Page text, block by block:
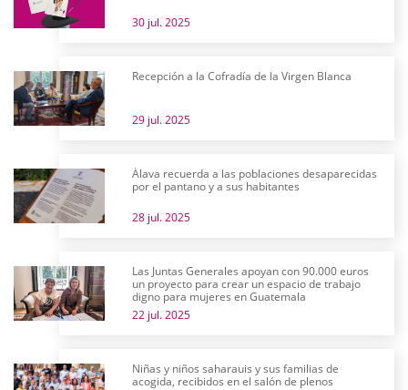
30 jul. 2025
Recepción a la Cofradía de la Virgen Blanca
29 jul. 2025
Álava recuerda a las poblaciones desaparecidas
por el pantano y a sus habitantes
28 jul. 2025
Las Juntas Generales apoyan con 90.000 euros
un proyecto para crear un espacio de trabajo
digno para mujeres en Guatemala
22 jul. 2025
Niñas y niños saharauis y sus familias de
acogida, recibidos en el salón de plenos